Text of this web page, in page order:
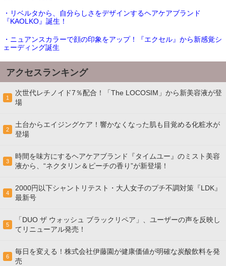
・リベルタから、自分らしさをデザインするヘアケアブランド
『KAOLKO』誕生！
・ニュアンスカラーで顔の印象をアップ！『エクセル』から新感覚シ
ェーディング誕生
アクセスランキング
1
次世代レチノイド7％配合！「The LOCOSIM」から新美容液が登
場
2
土台からエイジングケア！響かなくなった肌も目覚める化粧水が
登場
3
時間を味方にするヘアケアブランド『タイムユー』のミスト美容
液から、“ネクタリン＆ピーチの香り”が新登場！
4
2000円以下シャントリテスト・大人女子のプチ不調対策『LDK』
最新号
5
「DUO ザ ウォッシュ ブラックリペア」、ユーザーの声を反映し
てリニューアル発売！
6
毎日を変える！株式会社伊藤園が健康価値が明確な炭酸飲料を発
売